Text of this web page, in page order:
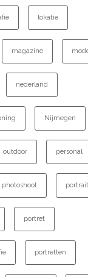
lokatie
magazine
nederland
Nijmegen
outdoor personal
photoshoot portrait
portret
portretten